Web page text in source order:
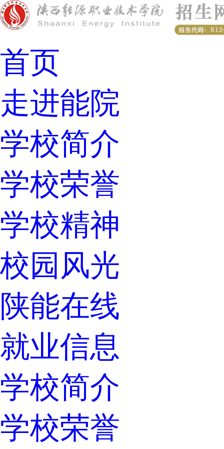
首页
走进能院
学校简介
学校荣誉
学校精神
校园风光
陕能在线
就业信息
学校简介
学校荣誉